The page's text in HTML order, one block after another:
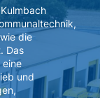
die
Das
eine
und